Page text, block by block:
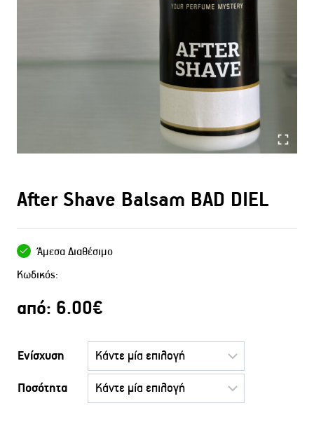
After Shave Balsam BAD DIEL
Άμεσα Διαθέσιμο
Κωδικός:
από: 6.00€
Ενίσχυση
Ποσότητα